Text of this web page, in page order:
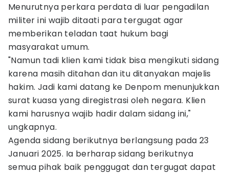
Menurutnya perkara perdata di luar pengadilan
militer ini wajib ditaati para tergugat agar
memberikan teladan taat hukum bagi
masyarakat umum.
"Namun tadi klien kami tidak bisa mengikuti sidang
karena masih ditahan dan itu ditanyakan majelis
hakim. Jadi kami datang ke Denpom menunjukkan
surat kuasa yang diregistrasi oleh negara. Klien
kami harusnya wajib hadir dalam sidang ini,"
ungkapnya.
Agenda sidang berikutnya berlangsung pada 23
Januari 2025. Ia berharap sidang berikutnya
semua pihak baik penggugat dan tergugat dapat